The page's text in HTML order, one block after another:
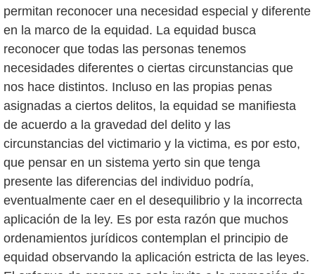
permitan reconocer una necesidad especial y diferente
en la marco de la equidad. La equidad busca
reconocer que todas las personas tenemos
necesidades diferentes o ciertas circunstancias que
nos hace distintos. Incluso en las propias penas
asignadas a ciertos delitos, la equidad se manifiesta
de acuerdo a la gravedad del delito y las
circunstancias del victimario y la victima, es por esto,
que pensar en un sistema yerto sin que tenga
presente las diferencias del individuo podría,
eventualmente caer en el desequilibrio y la incorrecta
aplicación de la ley. Es por esta razón que muchos
ordenamientos jurídicos contemplan el principio de
equidad observando la aplicación estricta de las leyes.